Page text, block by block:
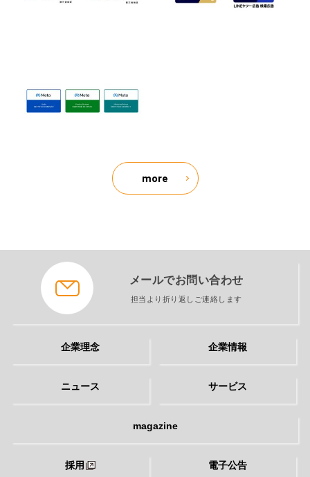
more
メールでお問い合わせ
担当より折り返しご連絡します
企業理念 企業情報
ニュース サービス
magazine
採用 電子公告